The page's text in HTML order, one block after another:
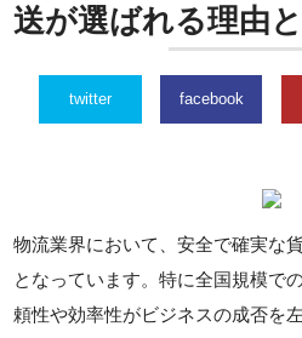
送が選ばれる理由
twitter facebook
物流業界において、安全で確実な
となっています。特に全国規模で
頼性や効率性がビジネスの成否を